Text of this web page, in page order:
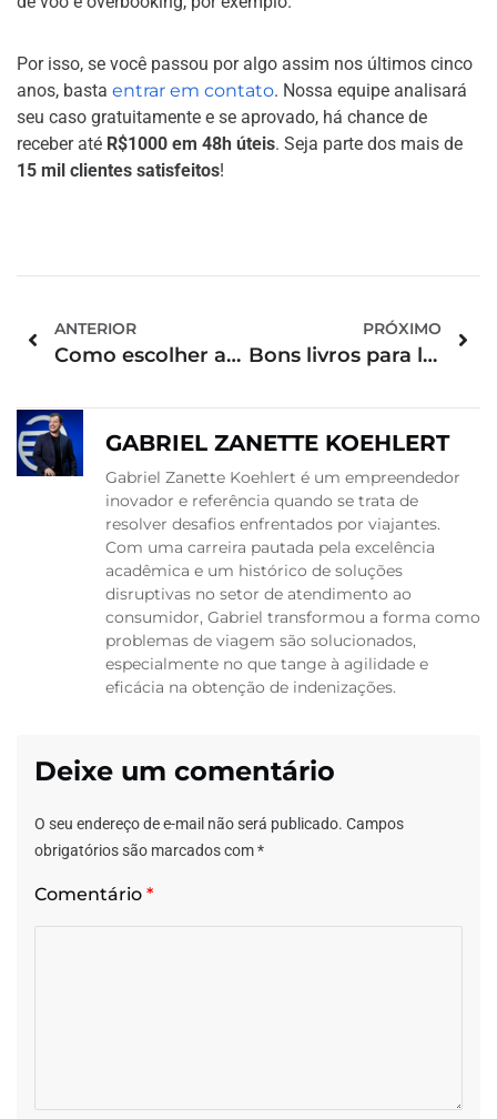
Por isso, se você passou por algo assim nos últimos cinco
anos, basta entrar em contato. Nossa equipe analisará
seu caso gratuitamente e se aprovado, há chance de
receber até R$1000 em 48h úteis. Seja parte dos mais de
15 mil clientes satisfeitos!
ANTERIOR
Como escolher as malas de viagem? Confira nossas dicas
PRÓXIMO
Bons livros para ler durante a sua viagem
GABRIEL ZANETTE KOEHLERT
Gabriel Zanette Koehlert é um empreendedor
inovador e referência quando se trata de
resolver desafios enfrentados por viajantes.
Com uma carreira pautada pela excelência
acadêmica e um histórico de soluções
disruptivas no setor de atendimento ao
consumidor, Gabriel transformou a forma como
problemas de viagem são solucionados,
especialmente no que tange à agilidade e
eficácia na obtenção de indenizações.
Deixe um comentário
O seu endereço de e-mail não será publicado. Campos
obrigatórios são marcados com*
Comentário *